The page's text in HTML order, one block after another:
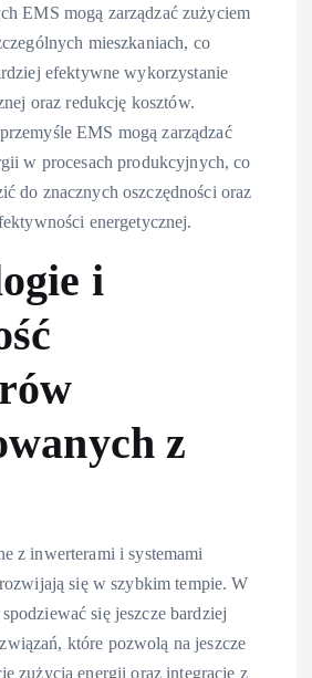
EMS mogą zarządzać zużyciem
mieszkaniach, co
efektywne wykorzystanie
oraz redukcję kosztów.
EMS mogą zarządzać
w procesach produkcyjnych, co
do znacznych oszczędności oraz
energetycznej.
i
z
z inwerterami i systemami
się w szybkim tempie. W
się jeszcze bardziej
które pozwolą na jeszcze
zużycia energii oraz integrację z